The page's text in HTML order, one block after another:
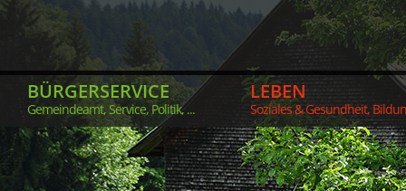
BÜRGERSERVICE
Gemeindeamt, Service, Politik, ...
LEBEN
Soziales & Gesundheit,